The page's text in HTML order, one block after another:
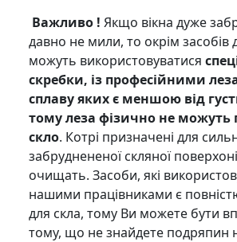
Важливо ! Якщо вікна дуже
давно не мили, то окрім засобів
можуть використовуватися
скребки, із професійними
сплаву яких є меншою від
тому леза фізично не
скло. Котрі призначені для
забруднененої скляної
очищать. Засоби, які
нашими працівниками є
для скла, тому Ви можете бути
тому, що не знайдете подряпин